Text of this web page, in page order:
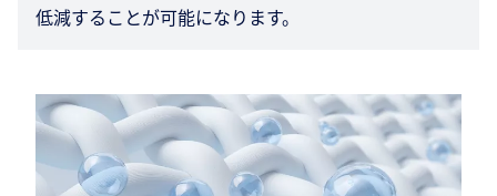
低減することが可能になります。